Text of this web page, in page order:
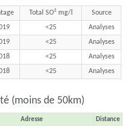
Total SO² mg/l
Source
<25
Analyses
<25
Analyses
<25
Analyses
<25 Analyses
(moins de 50km)
Adresse Distance